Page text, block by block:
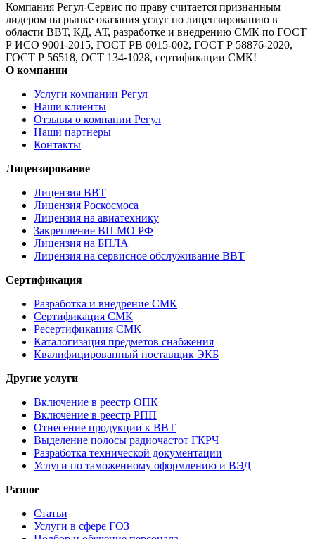
Компания Регул-Сервис по праву считается признанным
лидером на рынке оказания услуг по лицензированию в
области ВВТ, КД, АТ, разработке и внедрению СМК по ГОСТ
Р ИСО 9001-2015, ГОСТ РВ 0015-002, ГОСТ Р 58876-2020,
ГОСТ Р 56518, ОСТ 134-1028, сертификации СМК!
О компании
Услуги компании Регул
Наши клиенты
Отзывы о компании Регул
Наши партнеры
Контакты
Лицензирование
Лицензия ВВТ
Лицензия Роскосмоса
Лицензия на авиатехнику
Закрепление ВП МО РФ
Лицензия на БПЛА
Лицензия на сервисное обслуживание ВВТ
Сертификация
Разработка и внедрение СМК
Сертификация СМК
Ресертификация СМК
Каталогизация предметов снабжения
Квалифицированный поставщик ЭКБ
Другие услуги
Включение в реестр ОПК
Включение в реестр РПП
Отнесение продукции к ВВТ
Выделение полосы радиочастот ГКРЧ
Разработка технической документации
Услуги по таможенному оформлению и ВЭД
Разное
Статьи
Услуги в сфере ГОЗ